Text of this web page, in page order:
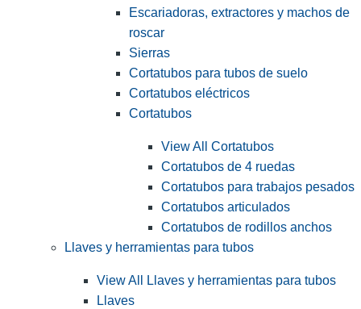
Escariadoras, extractores y machos de
roscar
Sierras
Cortatubos para tubos de suelo
Cortatubos eléctricos
Cortatubos
View All Cortatubos
Cortatubos de 4 ruedas
Cortatubos para trabajos pesados
Cortatubos articulados
Cortatubos de rodillos anchos
Llaves y herramientas para tubos
View All Llaves y herramientas para tubos
Llaves